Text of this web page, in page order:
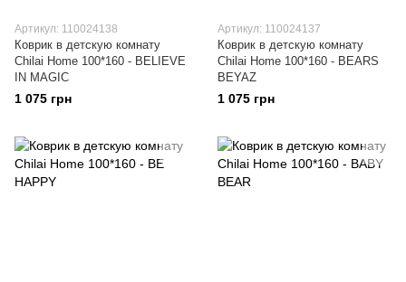
Артикул: 110024138
Коврик в детскую комнату
Chilai Home 100*160 - BELIEVE
IN MAGIC
1 075 грн
Артикул: 110024137
Коврик в детскую комнату
Chilai Home 100*160 - BEARS
BEYAZ
1 075 грн